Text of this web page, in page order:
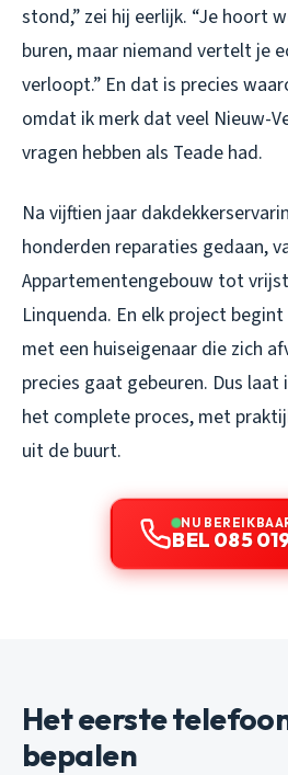
stond,” zei hij eerlijk. “Je hoort
buren, maar niemand vertelt je
verloopt.” En dat is precies
omdat ik merk dat veel Nieuw-
vragen hebben als Teade had.
Na vijftien jaar
honderden reparaties gedaan,
Appartementengebouw tot
Linquenda. En elk project
met een huiseigenaar die zich
precies gaat gebeuren. Dus
het complete proces, met
uit de buurt.
NU
BEL 085
Het eerste
bepalen